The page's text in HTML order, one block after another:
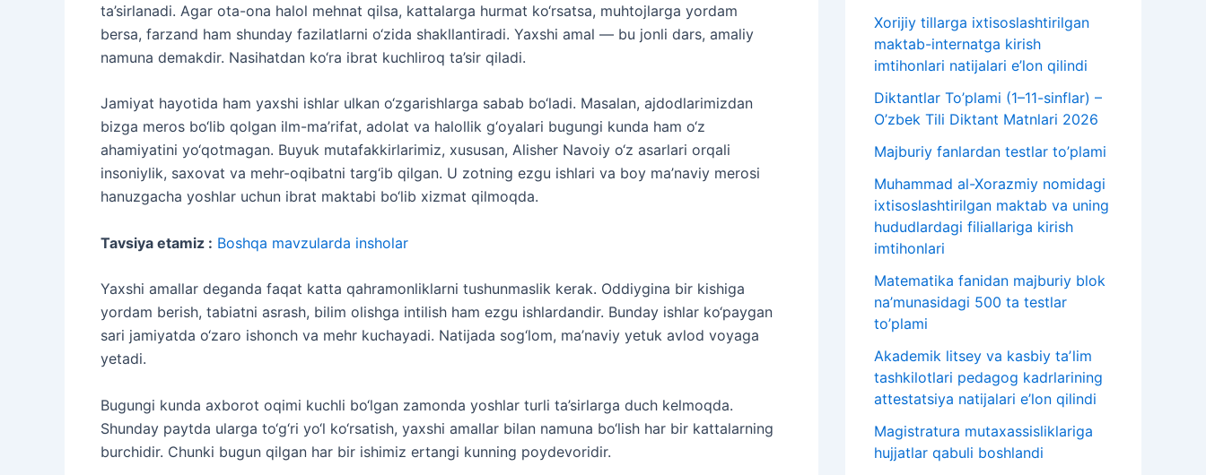
ta’sirlanadi. Agar ota-ona halol mehnat qilsa, kattalarga hurmat ko‘rsatsa, muhtojlarga yordam
bersa, farzand ham shunday fazilatlarni o‘zida shakllantiradi. Yaxshi amal — bu jonli dars, amaliy
namuna demakdir. Nasihatdan ko‘ra ibrat kuchliroq ta’sir qiladi.
Jamiyat hayotida ham yaxshi ishlar ulkan o‘zgarishlarga sabab bo‘ladi. Masalan, ajdodlarimizdan
bizga meros bo‘lib qolgan ilm-ma’rifat, adolat va halollik g‘oyalari bugungi kunda ham o‘z
ahamiyatini yo‘qotmagan. Buyuk mutafakkirlarimiz, xususan, Alisher Navoiy o‘z asarlari orqali
insoniylik, saxovat va mehr-oqibatni targ‘ib qilgan. U zotning ezgu ishlari va boy ma’naviy merosi
hanuzgacha yoshlar uchun ibrat maktabi bo‘lib xizmat qilmoqda.
Tavsiya etamiz : Boshqa mavzularda insholar
Yaxshi amallar deganda faqat katta qahramonliklarni tushunmaslik kerak. Oddiygina bir kishiga
yordam berish, tabiatni asrash, bilim olishga intilish ham ezgu ishlardandir. Bunday ishlar ko‘paygan
sari jamiyatda o‘zaro ishonch va mehr kuchayadi. Natijada sog‘lom, ma’naviy yetuk avlod voyaga
yetadi.
Bugungi kunda axborot oqimi kuchli bo‘lgan zamonda yoshlar turli ta’sirlarga duch kelmoqda.
Shunday paytda ularga to‘g‘ri yo‘l ko‘rsatish, yaxshi amallar bilan namuna bo‘lish har bir kattalarning
burchidir. Chunki bugun qilgan har bir ishimiz ertangi kunning poydevoridir.
Xorijiy tillarga ixtisoslashtirilgan
maktab-internatga kirish
imtihonlari natijalari e’lon qilindi
Diktantlar To’plami (1–11-sinflar) –
O’zbek Tili Diktant Matnlari 2026
Majburiy fanlardan testlar to’plami
Muhammad al-Xorazmiy nomidagi
ixtisoslashtirilgan maktab va uning
hududlardagi filiallariga kirish
imtihonlari
Matematika fanidan majburiy blok
na’munasidagi 500 ta testlar
to’plami
Akademik litsey va kasbiy taʼlim
tashkilotlari pedagog kadrlarining
attestatsiya natijalari e’lon qilindi
Magistratura mutaxassisliklariga
hujjatlar qabuli boshlandi